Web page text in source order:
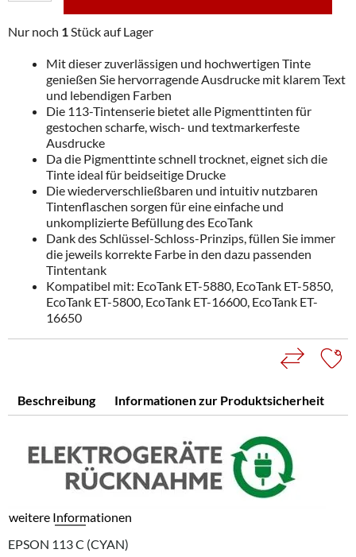
Nur noch 1Stück auf Lager
Mit dieser zuverlässigen und hochwertigen Tinte
genießen Sie hervorragende Ausdrucke mit klarem Text
und lebendigen Farben
Die 113-Tintenserie bietet alle Pigmenttinten für
gestochen scharfe, wisch- und textmarkerfeste
Ausdrucke
Da die Pigmenttinte schnell trocknet, eignet sich die
Tinte ideal für beidseitige Drucke
Die wiederverschließbaren und intuitiv nutzbaren
Tintenflaschen sorgen für eine einfache und
unkomplizierte Befüllung des EcoTank
Dank des Schlüssel-Schloss-Prinzips, füllen Sie immer
die jeweils korrekte Farbe in den dazu passenden
Tintentank
Kompatibel mit: EcoTank ET-5880, EcoTank ET-5850,
EcoTank ET-5800, EcoTank ET-16600, EcoTank ET-
16650
Beschreibung Informationen zur Produktsicherheit
weitere Informationen
EPSON 113 C (CYAN)